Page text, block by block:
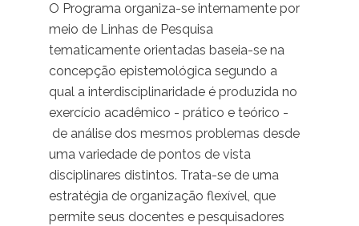
O Programa organiza-se internamente por
meio de Linhas de Pesquisa
tematicamente orientadas baseia-se na
concepção epistemológica segundo a
qual a interdisciplinaridade é produzida no
exercício acadêmico - prático e teórico -
de análise dos mesmos problemas desde
uma variedade de pontos de vista
disciplinares distintos. Trata-se de uma
estratégia de organização flexível, que
permite seus docentes e pesquisadores